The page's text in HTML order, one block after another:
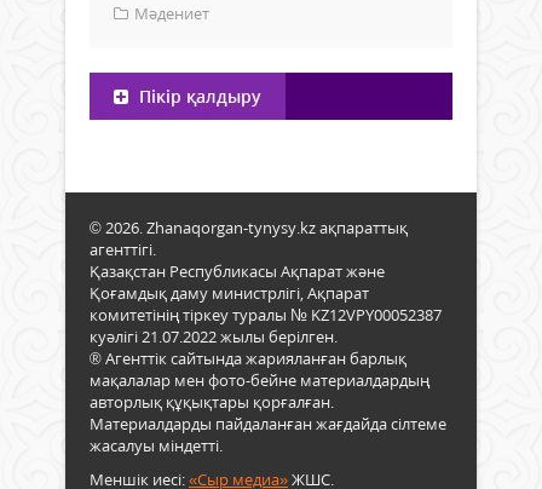
Мәдениет
Пікір қалдыру
© 2026. Zhanaqorgan-tynysy.kz ақпараттық
агенттігі.
Қазақстан Республикасы Ақпарат және
Қоғамдық даму министрлігі, Ақпарат
комитетінің тіркеу туралы № KZ12VPY00052387
куәлігі 21.07.2022 жылы берілген.
® Агенттік сайтында жарияланған барлық
мақалалар мен фото-бейне материалдардың
авторлық құқықтары қорғалған.
Материалдарды пайдаланған жағдайда сілтеме
жасалуы міндетті.
Меншік иесі:«Сыр медиа»ЖШС.